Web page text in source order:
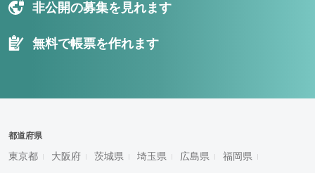
非公開の募集を見れます
無料で帳票を作れます
都道府県
東京都 大阪府 茨城県 埼玉県 広島県 福岡県